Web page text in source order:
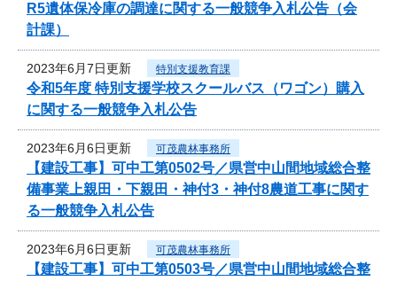
R5遺体保冷庫の調達に関する一般競争入札公告（会
計課）
2023年6月7日更新 特別支援教育課
令和5年度 特別支援学校スクールバス（ワゴン）購入
に関する一般競争入札公告
2023年6月6日更新 可茂農林事務所
【建設工事】可中工第0502号／県営中山間地域総合整
備事業上親田・下親田・神付3・神付8農道工事に関す
る一般競争入札公告
2023年6月6日更新 可茂農林事務所
【建設工事】可中工第0503号／県営中山間地域総合整